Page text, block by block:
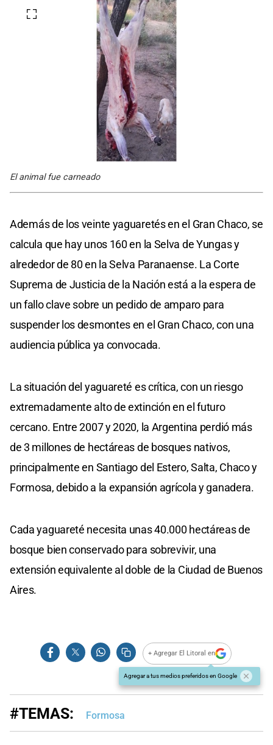
El animal fue carneado
Además de los veinte yaguaretés en el Gran Chaco, se
calcula que hay unos 160 en la Selva de Yungas y
alrededor de 80 en la Selva Paranaense. La Corte
Suprema de Justicia de la Nación está a la espera de
un fallo clave sobre un pedido de amparo para
suspender los desmontes en el Gran Chaco, con una
audiencia pública ya convocada.
La situación del yaguareté es crítica, con un riesgo
extremadamente alto de extinción en el futuro
cercano. Entre 2007 y 2020, la Argentina perdió más
de 3 millones de hectáreas de bosques nativos,
principalmente en Santiago del Estero, Salta, Chaco y
Formosa, debido a la expansión agrícola y ganadera.
Cada yaguareté necesita unas 40.000 hectáreas de
bosque bien conservado para sobrevivir, una
extensión equivalente al doble de la Ciudad de Buenos
Aires.
+ Agregar El Litoral en
Agregar a tus medios preferidos en Google
#TEMAS: Formosa